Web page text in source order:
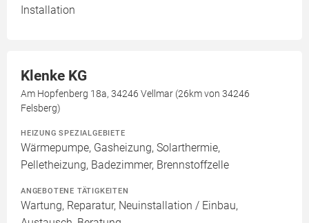
Installation
Klenke KG
Am Hopfenberg 18a, 34246 Vellmar (26km von 34246
Felsberg)
HEIZUNG SPEZIALGEBIETE
Wärmepumpe, Gasheizung, Solarthermie,
Pelletheizung, Badezimmer, Brennstoffzelle
ANGEBOTENE TÄTIGKEITEN
Wartung, Reparatur, Neuinstallation / Einbau,